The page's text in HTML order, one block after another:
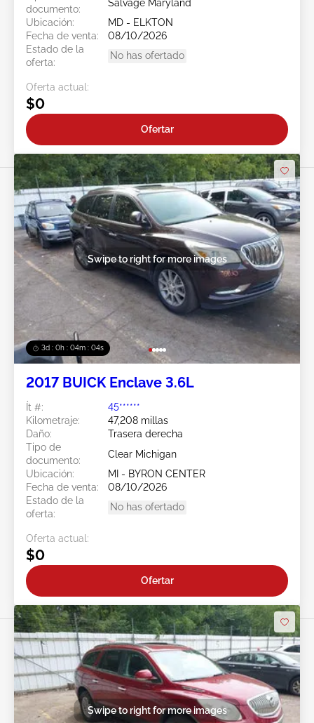
documento:
Salvage Maryland
Ubicación:
MD - ELKTON
Fecha de venta:
08/10/2026
Estado de la
oferta:
No has ofertado
Oferta actual:
$0
Ofertar
3d : 0h : 04m : 02s
Swipe to right for more images
2017 BUICK Enclave 3.6L
Ít #:
45******
Kilometraje:
47,208 millas
Daño:
Trasera derecha
Tipo de
documento:
Clear Michigan
Ubicación:
MI - BYRON CENTER
Fecha de venta:
08/10/2026
Estado de la
oferta:
No has ofertado
Oferta actual:
$0
Ofertar
Swipe to right for more images